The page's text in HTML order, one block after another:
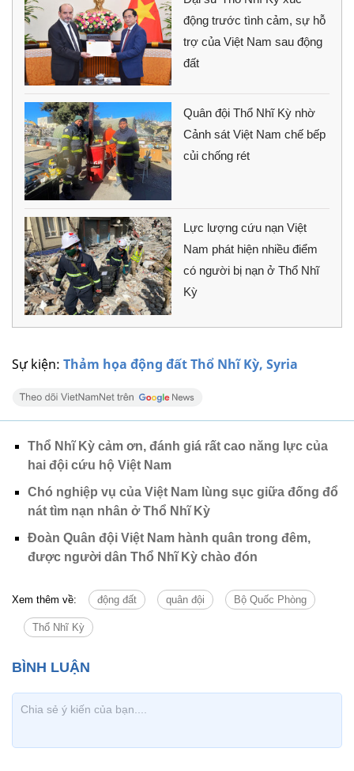
Sự kiện: Thảm họa động đất Thổ Nhĩ Kỳ, Syria
động trước tình cảm, sự hỗ
trợ của Việt Nam sau động
đất
Quân đội Thổ Nhĩ Kỳ nhờ
Cảnh sát Việt Nam chế bếp
củi chống rét
Lực lượng cứu nạn Việt
Nam phát hiện nhiều điểm
có người bị nạn ở Thổ Nhĩ
Kỳ
Thổ Nhĩ Kỳ cảm ơn, đánh giá rất cao năng lực của
hai đội cứu hộ Việt Nam
Chó nghiệp vụ của Việt Nam lùng sục giữa đống đổ
nát tìm nạn nhân ở Thổ Nhĩ Kỳ
Đoàn Quân đội Việt Nam hành quân trong đêm,
được người dân Thổ Nhĩ Kỳ chào đón
Xem thêm về: động đất quân đội Bộ Quốc Phòng
Thổ Nhĩ Kỳ